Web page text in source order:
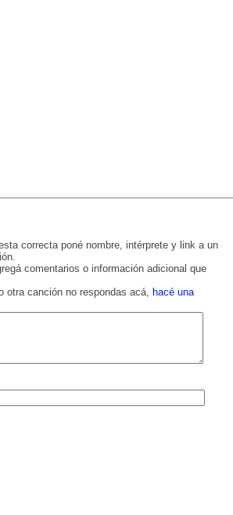
correcta poné nombre, intérprete y link a un
comentarios o información adicional que
otra canción no respondas acá, hacé una